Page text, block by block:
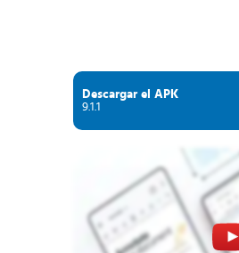
Descargar el APK
9.1.1